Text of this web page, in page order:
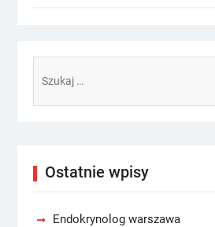
Ostatnie wpisy
Endokrynolog warszawa